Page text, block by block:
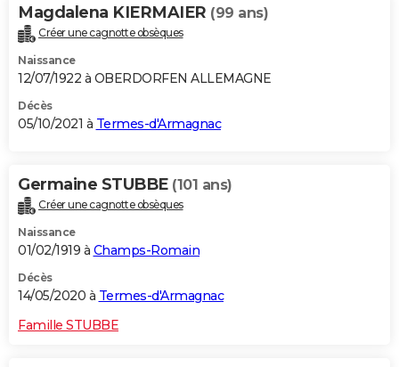
Magdalena KIERMAIER (99 ans)
Créer une cagnotte obsèques
Naissance
12/07/1922 à OBERDORFEN ALLEMAGNE
Décès
05/10/2021 à Termes-d'Armagnac
Germaine STUBBE (101 ans)
Créer une cagnotte obsèques
Naissance
01/02/1919 à Champs-Romain
Décès
14/05/2020 à Termes-d'Armagnac
Famille STUBBE